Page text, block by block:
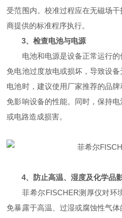
受范围内。校准过程应在无磁场
商提供的标准程序执行。
3、检查电池与电源
电池和电源是设备正常运行的
免电池过度放电或损坏，导致设
电池时，建议使用厂家推荐的品
免影响设备的性能。同时，保持
或电路造成损害。
4、防止高温、湿度及化学品
菲希尔FISCHER测厚仪对环
免暴露于高温、过湿或腐蚀性气